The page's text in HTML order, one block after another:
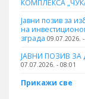
КОМПЛЕКСА
Јавни позив за
на
зграда 09.07.2026.
ЈАВНИ ПОЗИВ ЗА
07.07.2026. - 08:01
Прикажи све